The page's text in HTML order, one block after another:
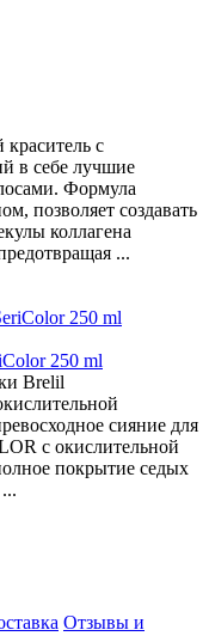
с
в себе лучшие
Формула
позволяет создавать
коллагена
...
250 ml
Brelil
сияние для
с окислительной
покрытие седых
Отзывы и